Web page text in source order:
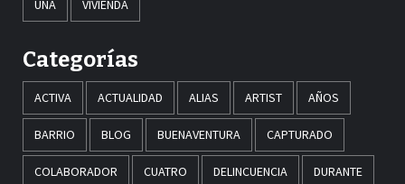
UNA VIVIENDA
Categorías
ACTIVA ACTUALIDAD ALIAS ARTIST AÑOS
BARRIO BLOG BUENAVENTURA CAPTURADO
COLABORADOR CUATRO DELINCUENCIA DURANTE